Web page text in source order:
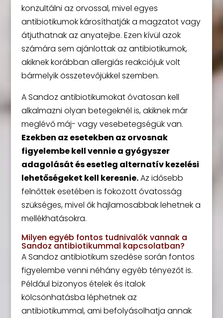
konzultálni az orvossal, mivel egyes
antibiotikumok károsíthatják a magzatot vagy
átjuthatnak az anyatejbe. Ezen kívül azok
számára sem ajánlottak az antibiotikumok,
akiknek korábban allergiás reakciójuk volt
bármelyik összetevőjükkel szemben.
A Sandoz antibiotikumokat óvatosan kell
alkalmazni olyan betegeknél is, akiknek már
meglévő máj- vagy vesebetegségük van.
Ezekben az esetekben az orvosnak
figyelembe kell vennie a gyógyszer
adagolását és esetleg alternatív kezelési
lehetőségeket kell keresnie.Az idősebb
felnőttek esetében is fokozott óvatosság
szükséges, mivel ők hajlamosabbak lehetnek a
mellékhatásokra.
Milyen egyéb fontos tudnivalók vannak a
Sandoz antibiotikummal kapcsolatban?
A Sandoz antibiotikum szedése során fontos
figyelembe venni néhány egyéb tényezőt is.
Például bizonyos ételek és italok
kölcsönhatásba léphetnek az
antibiotikummal, ami befolyásolhatja annak